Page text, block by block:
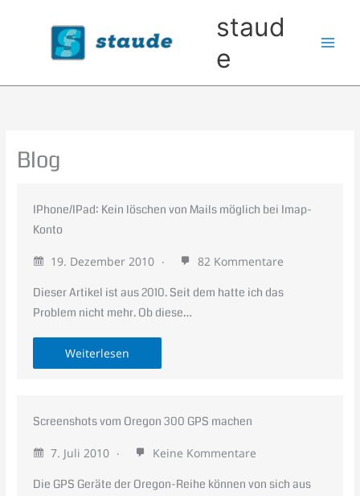
staud
e
Blog
IPhone/IPad: Kein löschen von Mails möglich bei Imap-
Konto
19. Dezember 2010 82 Kommentare
Dieser Artikel ist aus 2010. Seit dem hatte ich das
Problem nicht mehr. Ob diese…
Weiterlesen
Screenshots vom Oregon 300 GPS machen
7. Juli 2010 Keine Kommentare
Die GPS Geräte der Oregon-Reihe können von sich aus